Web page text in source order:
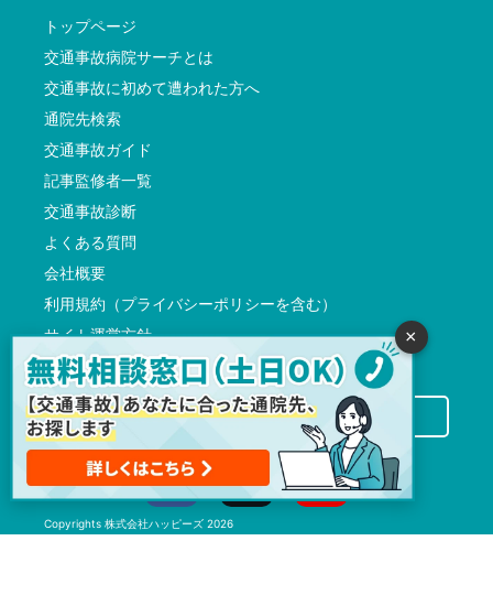
トップページ
交通事故病院サーチとは
交通事故に初めて遭われた方へ
通院先検索
交通事故ガイド
記事監修者一覧
交通事故診断
よくある質問
会社概要
利用規約（プライバシーポリシーを含む）
サイト運営方針
反社会的勢力に対する基本方針
交通事故病院サーチに掲載希望の先生方へ
Copyrights 株式会社ハッピーズ 2026
×